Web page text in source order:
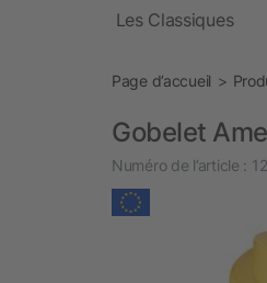
Les Classiques
Page d’accueil
Gobelet
Numéro de l’article :